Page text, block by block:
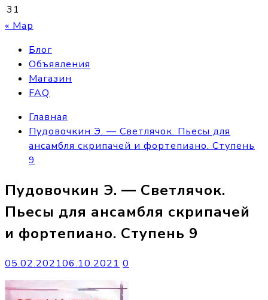
31
« Мар
Блог
Объявления
Магазин
FAQ
Главная
Пудовочкин Э. — Светлячок. Пьесы для
ансамбля скрипачей и фортепиано. Ступень
9
Пудовочкин Э. — Светлячок.
Пьесы для ансамбля скрипачей
и фортепиано. Ступень 9
05.02.202106.10.2021 0